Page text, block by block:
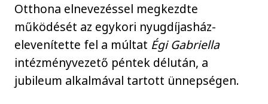
Otthona elnevezéssel megkezdte
működését az egykori nyugdíjasház-
elevenítette fel a múltat Égi Gabriella
intézményvezető péntek délután, a
jubileum alkalmával tartott ünnepségen.